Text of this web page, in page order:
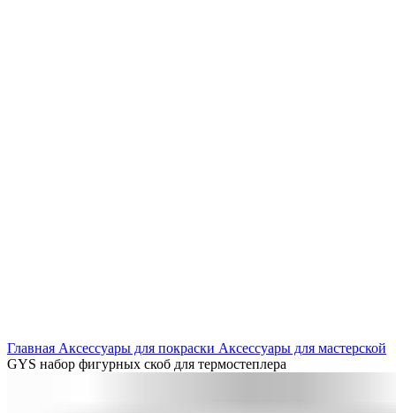
Главная Аксессуары для покраски Аксессуары для мастерской
GYS набор фигурных скоб для термостеплера